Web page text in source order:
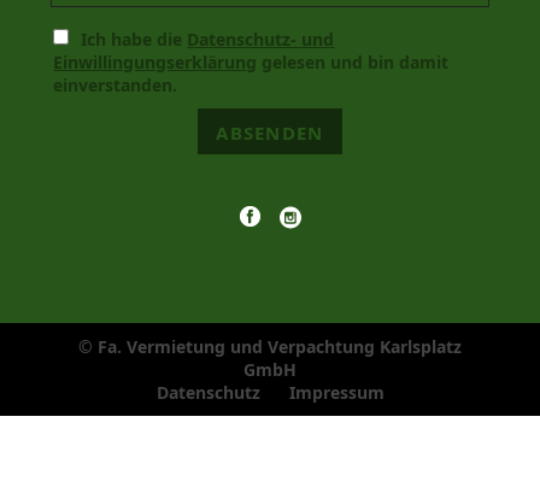
Ich habe die Datenschutz- und
Einwillingungserklärung gelesen und bin damit
einverstanden.
ABSENDEN
© Fa. Vermietung und Verpachtung Karlsplatz
GmbH
Navigation
überspringen
Datenschutz Impressum